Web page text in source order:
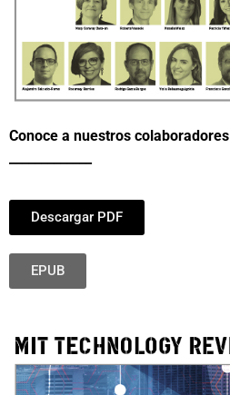
Conoce a nuestros colaboradores
Descargar PDF
EPUB